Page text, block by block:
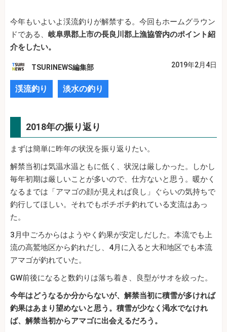
今年もいよいよ渓流釣りが解禁する。今回もホームグラウン
ドである、 岐阜県郡上市の長良川郡上漁協管内のポイント紹
介をしたい。
TSURINEWS編集部 2019年2月4日
渓流釣り 淡水の釣り
2018年の振り返り
まずは簡単に昨年の状況を振り返りたい。
解禁当初は気温水温ともに低く、状況は厳しかった。しかし
毎年初期は厳しいことが多いので、仕方ないと思う。暖かく
なるまでは「アマゴの顔が見えれば良し」ぐらいの気持ちで
釣行してほしい。それでもボチボチ釣れている支流はあっ
た。
3月中ごろからはようやく釣果が安定しだした。本流でも上
流の高鷲地区から釣れだし、4月に入ると大和地区でも本流
アマゴが釣れていた。
GW前後になると数釣りは落ち着き、良型がサオを絞った。
今年はどうなるか分からないが、解禁当初に積雪が多ければ
釣果はあまり望めないと思う。積雪が少なく渇水でなけれ
ば、解禁当初からアマゴに出会えるだろう。